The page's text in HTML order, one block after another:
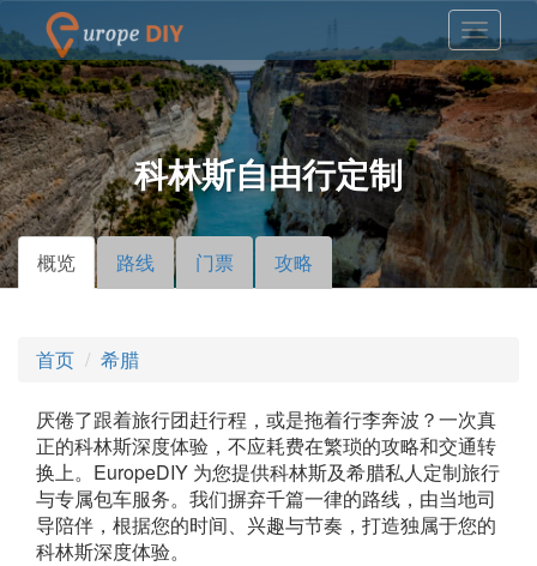
科林斯自由行定制
主标签
概览 （活
动标
路线 门票 攻略
首页 希腊
厌倦了跟着旅行团赶行程，或是拖着行李奔波？一次真
正的科林斯深度体验，不应耗费在繁琐的攻略和交通转
换上。EuropeDIY 为您提供科林斯及希腊私人定制旅行
与专属包车服务。我们摒弃千篇一律的路线，由当地司
导陪伴，根据您的时间、兴趣与节奏，打造独属于您的
科林斯深度体验。